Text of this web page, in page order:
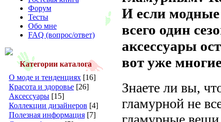
Форум
Тесты
Обо мне
FAQ (вопрос/ответ)
Категории каталога
О моде и тенденциях [16]
Красота и здоровье [26]
Аксессуары [15]
Коллекции дизайнеров [4]
Полезная информация [7]
И если
всего один
аксессуары
вот уже
Знаете ли вы,
гламурной не